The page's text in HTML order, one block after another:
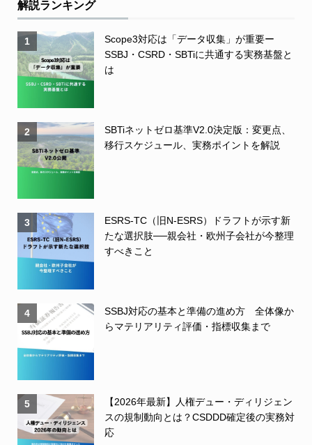
解説ランキング
1
Scope3対応は「データ収集」が重要ー
SSBJ・CSRD・SBTiに共通する実務基盤と
は
2
SBTiネットゼロ基準V2.0決定版：変更点、
移行スケジュール、実務ポイントを解説
3
ESRS-TC（旧N-ESRS）ドラフトが示す新
たな選択肢──親会社・欧州子会社が今整理
すべきこと
4
SSBJ対応の基本と準備の進め方 全体像か
らマテリアリティ評価・指標収集まで
5
【2026年最新】人権デュー・ディリジェン
スの規制動向とは？CSDDD確定後の実務対
応